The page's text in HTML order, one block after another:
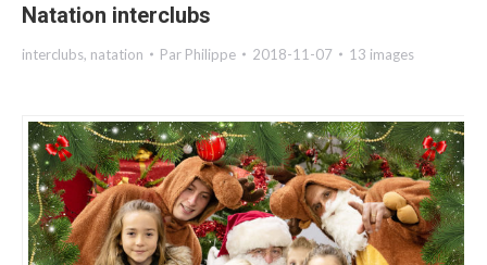
Natation interclubs
interclubs, natation Par Philippe 2018-11-07 13 images